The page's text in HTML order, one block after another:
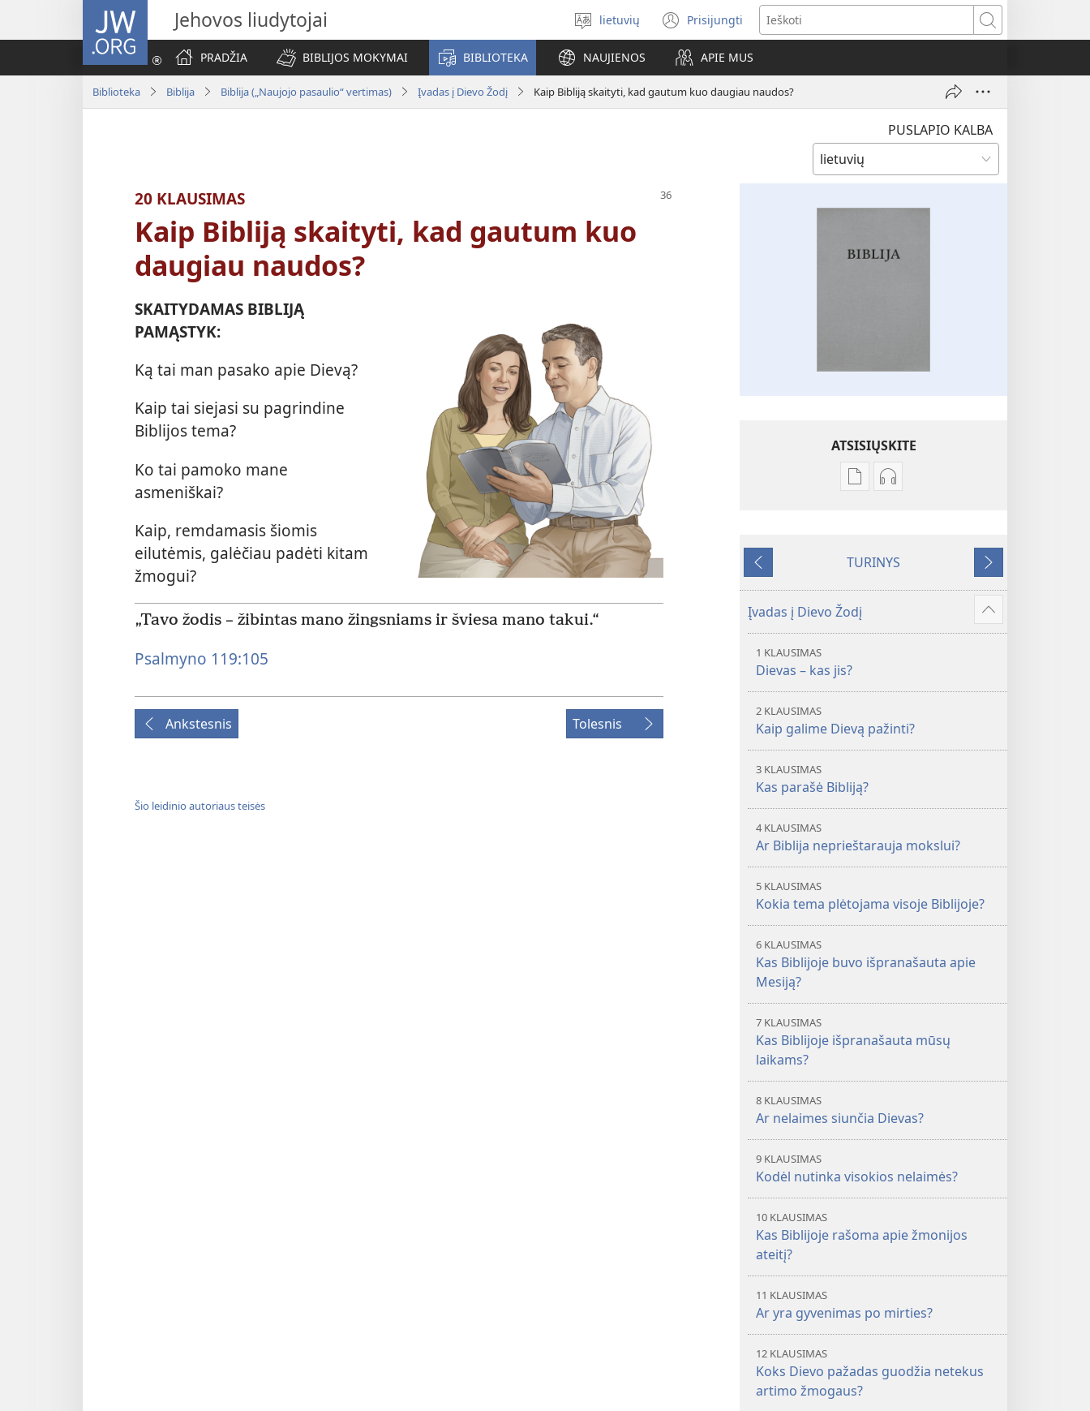
JW.ORG Jehovos liudytojai
Pasirinkite
kalbą
lietuvių Prisijungti
(atsiveria
naujas
langas)
Ieškoti
PRADŽIA
BIBLIJOS MOKYMAI BIBLIOTEKA NAUJIENOS APIE MUS
Biblioteka Biblija Biblija („Naujojo pasaulio“ vertimas) Įvadas į Dievo Žodį Kaip Bibliją skaityti, kad gautum kuo daugiau naudos?
PUSLAPIO KALBA
20 KLAUSIMAS
Kaip Bibliją skaityti, kad gautum kuo
daugiau naudos?
SKAITYDAMAS BIBLIJĄ
PAMĄSTYK:
Ką tai man pasako apie Dievą?
Kaip tai siejasi su pagrindine
Biblijos tema?
Ko tai pamoko mane
asmeniškai?
Kaip, remdamasis šiomis
eilutėmis, galėčiau padėti kitam
žmogui?
„Tavo žodis – žibintas mano žingsniams ir šviesa mano takui.“
Psalmyno 119:105
Ankstesnis Tolesnis
Šio leidinio autoriaus teisės
ATSISIŲSKITE
Skaitmeninių
Biblija.
pasaulio“
vertimas
Garso
Biblija.
Ankstesnis
TURINYS
Tolesnis
Įvadas į Dievo Žodį
Rodyti
daugiau
1 KLAUSIMAS
Dievas – kas jis?
2 KLAUSIMAS
Kaip galime Dievą pažinti?
3 KLAUSIMAS
Kas parašė Bibliją?
4 KLAUSIMAS
Ar Biblija neprieštarauja mokslui?
5 KLAUSIMAS
Kokia tema plėtojama visoje Biblijoje?
6 KLAUSIMAS
Kas Biblijoje buvo išpranašauta apie
Mesiją?
7 KLAUSIMAS
Kas Biblijoje išpranašauta mūsų
laikams?
8 KLAUSIMAS
Ar nelaimes siunčia Dievas?
9 KLAUSIMAS
Kodėl nutinka visokios nelaimės?
10 KLAUSIMAS
Kas Biblijoje rašoma apie žmonijos
ateitį?
11 KLAUSIMAS
Ar yra gyvenimas po mirties?
12 KLAUSIMAS
Koks Dievo pažadas guodžia netekus
artimo žmogaus?